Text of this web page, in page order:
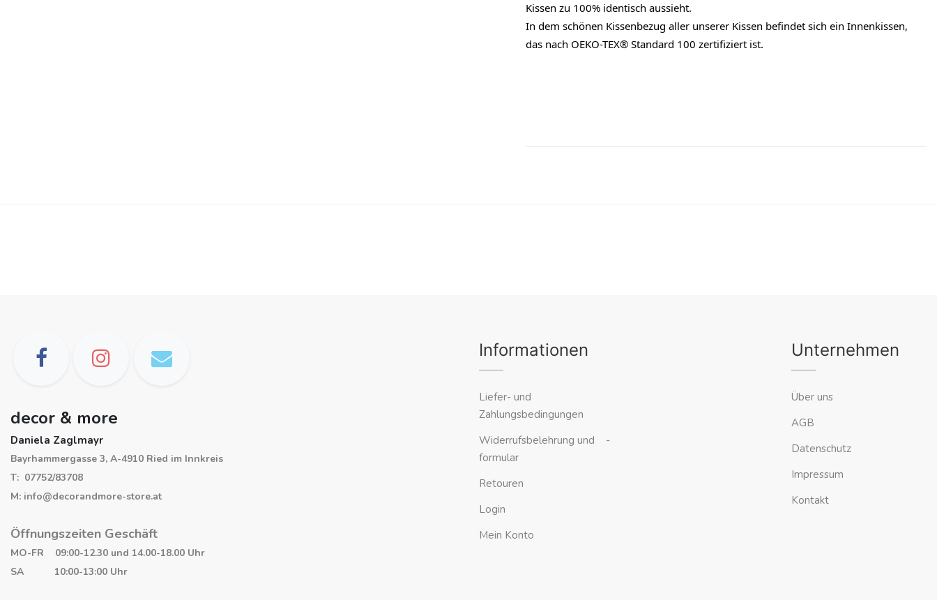
Kissen zu 100% identisch aussieht.
In dem schönen Kissenbezug aller unserer Kissen befindet sich ein Innenkissen,
das nach OEKO-TEX® Standard 100 zertifiziert ist.
decor & more
Daniela Zaglmayr
Bayrhammergasse 3, A-4910 Ried im Innkreis
T: 07752/83708
M: info@decorandmore-store.at
Öffnungszeiten Geschäft
MO-FR 09:00-12.30 und 14.00-18.00 Uhr
SA 10:00-13:00 Uhr
Informationen
Liefer- und
Zahlungsbedingungen
Widerrufsbelehrung und -
formular
Retouren
Login
Mein Konto
Unternehmen
Über uns
AGB
Datenschutz
Impressum
Kontakt